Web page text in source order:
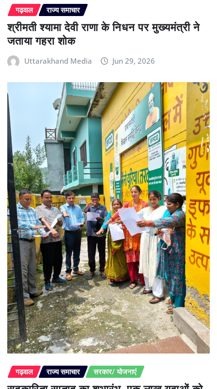
गढ़वाल राज्य समाचार
श्रीमती श्यामा देवी राणा के निधन पर मुख्यमंत्री ने
जताया गहरा शोक
Uttarakhand Media Jun 29, 2026
गढ़वाल राज्य समाचार सरकार/ योजनाएं